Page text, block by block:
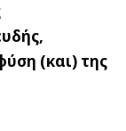
(και) της